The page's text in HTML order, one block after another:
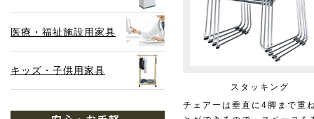
医療・福祉施設用家具
キッズ・子供用家具
スタッキング
チェアーは垂直に4脚まで重